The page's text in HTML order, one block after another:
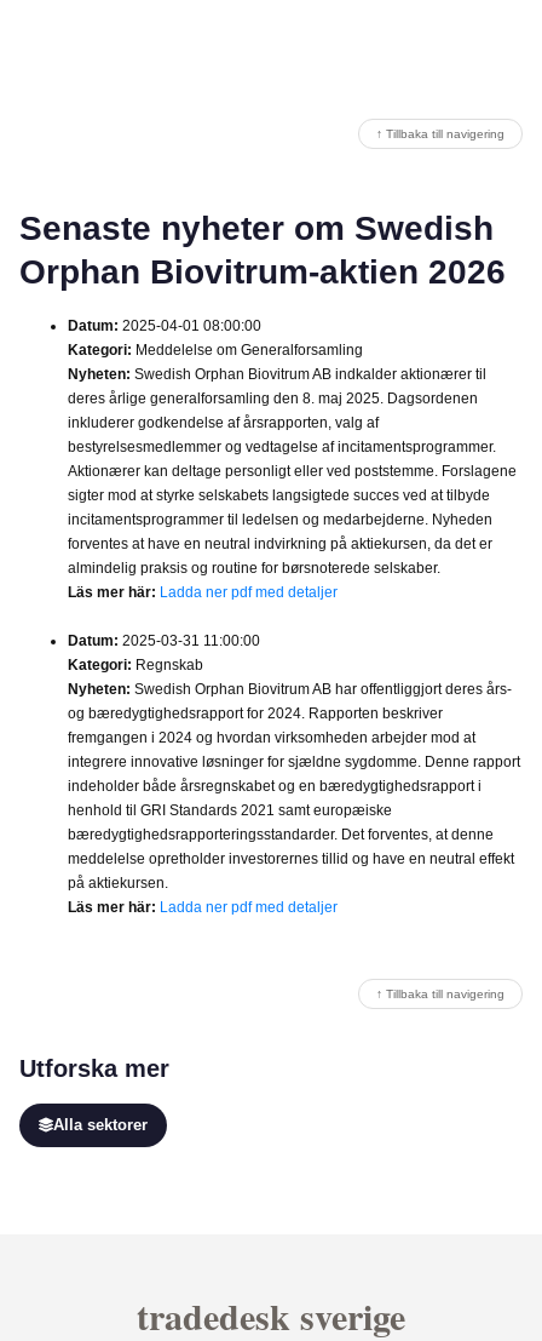
↑ Tillbaka till navigering
Senaste nyheter om Swedish
Orphan Biovitrum-aktien 2026
Datum: 2025-04-01 08:00:00
Kategori: Meddelelse om Generalforsamling
Nyheten: Swedish Orphan Biovitrum AB indkalder aktionærer til
deres årlige generalforsamling den 8. maj 2025. Dagsordenen
inkluderer godkendelse af årsrapporten, valg af
bestyrelsesmedlemmer og vedtagelse af incitamentsprogrammer.
Aktionærer kan deltage personligt eller ved poststemme. Forslagene
sigter mod at styrke selskabets langsigtede succes ved at tilbyde
incitamentsprogrammer til ledelsen og medarbejderne. Nyheden
forventes at have en neutral indvirkning på aktiekursen, da det er
almindelig praksis og routine for børsnoterede selskaber.
Läs mer här: Ladda ner pdf med detaljer
Datum: 2025-03-31 11:00:00
Kategori: Regnskab
Nyheten: Swedish Orphan Biovitrum AB har offentliggjort deres års-
og bæredygtighedsrapport for 2024. Rapporten beskriver
fremgangen i 2024 og hvordan virksomheden arbejder mod at
integrere innovative løsninger for sjældne sygdomme. Denne rapport
indeholder både årsregnskabet og en bæredygtighedsrapport i
henhold til GRI Standards 2021 samt europæiske
bæredygtighedsrapporteringsstandarder. Det forventes, at denne
meddelelse opretholder investorernes tillid og have en neutral effekt
på aktiekursen.
Läs mer här: Ladda ner pdf med detaljer
↑ Tillbaka till navigering
Utforska mer
Alla sektorer
tradedesk sverige